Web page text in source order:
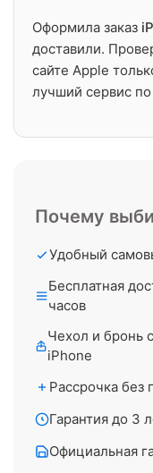
Оформила заказ
доставили.
сайте Apple
лучший сервис
Почему
Удобный
Бесплатная
часов
Чехол и бронь
iPhone
Рассрочка без
Гарантия до 3
Официальная